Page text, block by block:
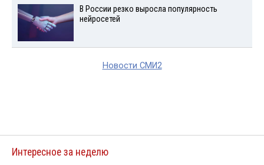
В России резко выросла популярность
нейросетей
Новости СМИ2
Интересное за неделю